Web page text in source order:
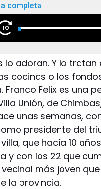
completa
10
lo adoran. Y lo
cocinas o los
Franco Felix es una
Unión, de
unas semanas,
presidente del
que hacía 10
y con los 22 que
vecinal más joven
la provincia.